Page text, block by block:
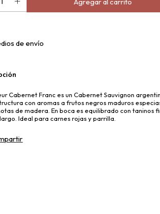
de envío
Cabernet Franc es un Cabernet Sauvignon
con aromas a frutos negros maduros
de madera. En boca es equilibrado con taninos
Ideal para carnes rojas y parrilla.